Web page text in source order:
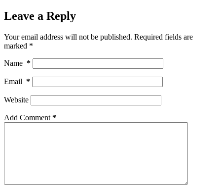
Leave a Reply
Your email address will not be published. Required fields are
marked *
Name *
Email *
Website
Add Comment *